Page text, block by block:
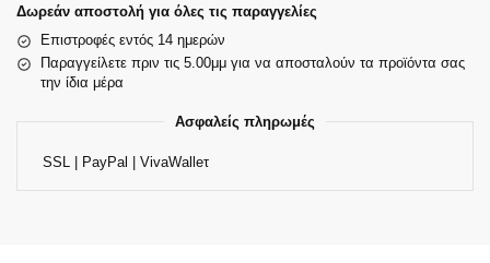
Δωρεάν αποστολή για όλες τις παραγγελίες
Επιστροφές εντός 14 ημερών
Παραγγείλετε πριν τις 5.00μμ για να αποσταλούν τα προϊόντα σας
την ίδια μέρα
Ασφαλείς πληρωμές
SSL | PayPal | VivaWalleτ